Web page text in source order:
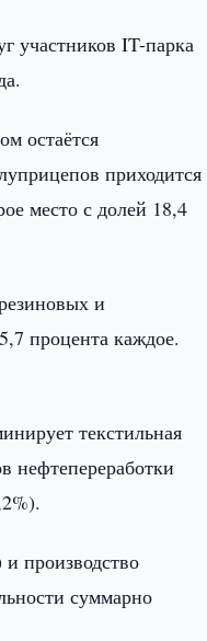
участников IT-парка
остаётся
приходится
место с долей 18,4
и
процента каждое.
текстильная
нефтепереработки
производство
суммарно